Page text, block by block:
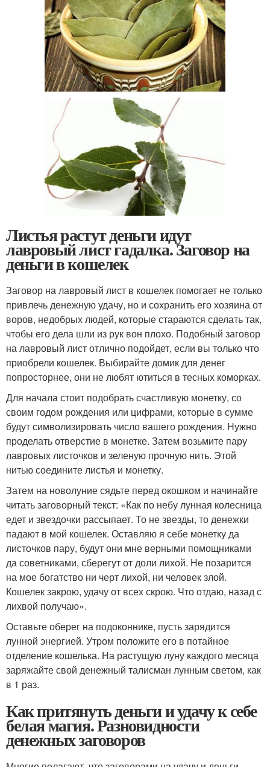
Листья растут деньги идут
лавровый лист гадалка. Заговор на
деньги в кошелек
Заговор на лавровый лист в кошелек помогает не только
привлечь денежную удачу, но и сохранить его хозяина от
воров, недобрых людей, которые стараются сделать так,
чтобы его дела шли из рук вон плохо. Подобный заговор
на лавровый лист отлично подойдет, если вы только что
приобрели кошелек. Выбирайте домик для денег
попросторнее, они не любят ютиться в тесных коморках.
Для начала стоит подобрать счастливую монетку, со
своим годом рождения или цифрами, которые в сумме
будут символизировать число вашего рождения. Нужно
проделать отверстие в монетке. Затем возьмите пару
лавровых листочков и зеленую прочную нить. Этой
нитью соедините листья и монетку.
Затем на новолуние сядьте перед окошком и начинайте
читать заговорный текст: «Как по небу лунная колесница
едет и звездочки рассыпает. То не звезды, то денежки
падают в мой кошелек. Оставляю я себе монетку да
листочков пару, будут они мне верными помощниками
да советниками, сберегут от доли лихой. Не позарится
на мое богатство ни черт лихой, ни человек злой.
Кошелек закрою, удачу от всех скрою. Что отдаю, назад с
лихвой получаю».
Оставьте оберег на подоконнике, пусть зарядится
лунной энергией. Утром положите его в потайное
отделение кошелька. На растущую луну каждого месяца
заряжайте свой денежный талисман лунным светом, как
в 1 раз.
Как притянуть деньги и удачу к себе
белая магия. Разновидности
денежных заговоров